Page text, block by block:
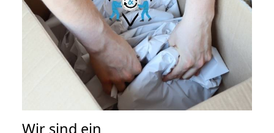
Wir sind ein